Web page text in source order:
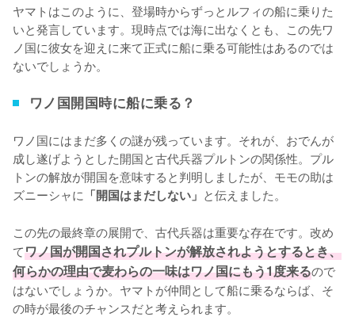
ヤマトはこのように、登場時からずっとルフィの船に乗りた
いと発言しています。現時点では海に出なくとも、この先ワ
ノ国に彼女を迎えに来て正式に船に乗る可能性はあるのでは
ないでしょうか。
ワノ国開国時に船に乗る？
ワノ国にはまだ多くの謎が残っています。それが、おでんが
成し遂げようとした開国と古代兵器プルトンの関係性。プル
トンの解放が開国を意味すると判明しましたが、モモの助は
ズニーシャに 「開国はまだしない」 と伝えました。
この先の最終章の展開で、古代兵器は重要な存在です。改め
てワノ国が開国されプルトンが解放されようとするとき、
何らかの理由で麦わらの一味はワノ国にもう1度来るので
はないでしょうか。ヤマトが仲間として船に乗るならば、そ
の時が最後のチャンスだと考えられます。